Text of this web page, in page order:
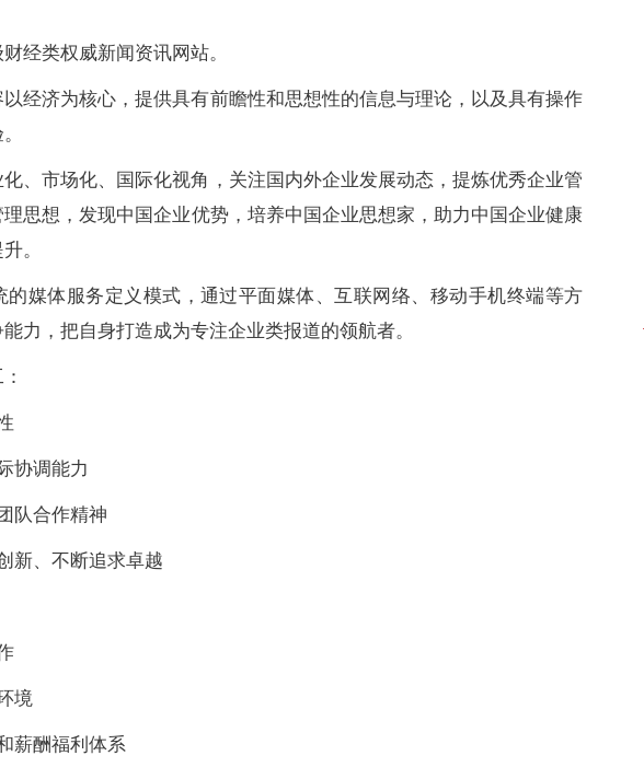
经类权威新闻资讯网站。
以经济为核心，提供具有前瞻性和思想性的信息与理论，以及具有操作
化、市场化、国际化视角，关注国内外企业发展动态，提炼优秀企业管
思想，发现中国企业优势，培养中国企业思想家，助力中国企业健康
。
的媒体服务定义模式，通过平面媒体、互联网络、移动手机终端等方
力，把自身打造成为专注企业类报道的领航者。
协调能力
队合作精神
新、不断追求卓越
境
薪酬福利体系